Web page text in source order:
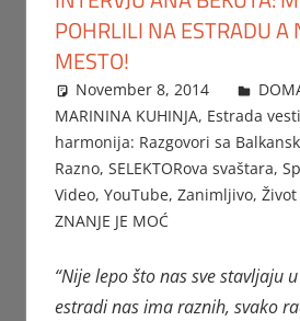
POHRLILI NA ESTRADU A
MESTO!
November 8, 2014 Beba
MARININA KUHINJA, Estrada vesti
harmonija: Razgovori sa
Razno, SELEKTORova svaštara,
Video, YouTube, Zanimljivo,
ZNANJE JE MOĆ
“Nije lepo što nas sve stavljaju
estradi nas ima raznih, svako